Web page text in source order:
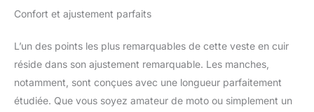
Confort et ajustement parfaits
L’un des points les plus remarquables de cette veste en cuir
réside dans son ajustement remarquable. Les manches,
notamment, sont conçues avec une longueur parfaitement
étudiée. Que vous soyez amateur de moto ou simplement un